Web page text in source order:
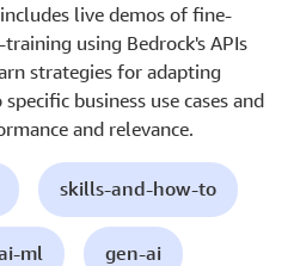
live demos of fine-
using Bedrock's APIs
strategies for adapting
business use cases and
and relevance.
skills-and-how-to
ml gen-ai